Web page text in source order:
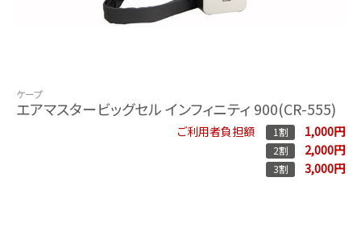
ケープ
エアマスタービッグセル インフィニティ 900(CR-555)
ご利用者負担額 1割 1,000円
2割 2,000円
3割 3,000円